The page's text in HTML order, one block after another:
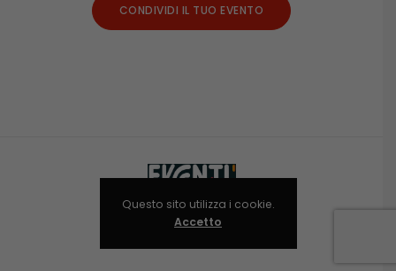
CONDIVIDI IL TUO EVENTO
Questo sito utilizza i cookie.
Accetto